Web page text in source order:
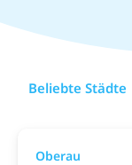
Beliebte Städte
Oberau